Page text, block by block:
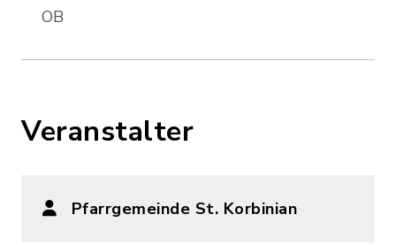
OB
Veranstalter
Pfarrgemeinde St. Korbinian